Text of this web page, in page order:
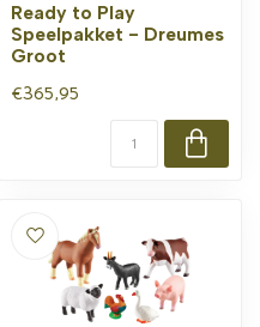
Ready to Play
Speelpakket - Dreumes
Groot
€365,95